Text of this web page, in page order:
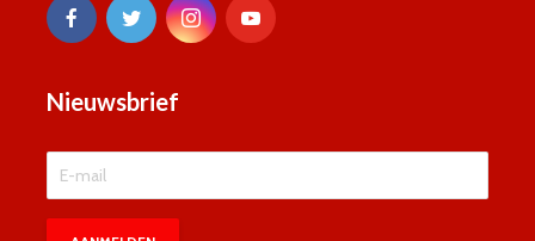
Nieuwsbrief